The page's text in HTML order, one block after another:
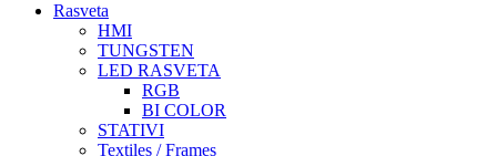
Rasveta
HMI
TUNGSTEN
LED RASVETA
RGB
BI COLOR
STATIVI
Textiles / Frames